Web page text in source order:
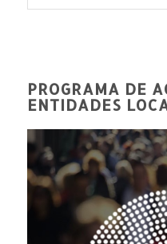
PROGRAMA DE
ENTIDADES